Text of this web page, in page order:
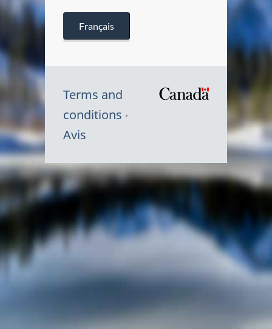
Français
Terms and
conditions
Avis
Symbole
du
Canada